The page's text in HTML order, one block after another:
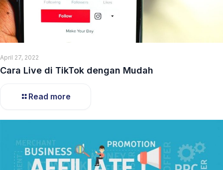
April 27, 2022
Cara Live di TikTok dengan Mudah
Read more